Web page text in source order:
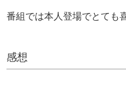
番組では本人登場でとても
感想